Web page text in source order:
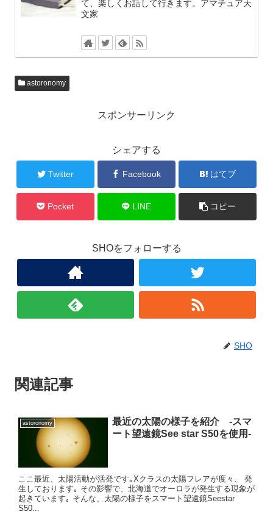
て、楽しくお話して行きます。アマチュア天
文家
astoronomy
スポンサーリンク
シェアする
Twitter Facebook はてブ
Pocket LINE コピー
SHOをフォローする
SHO
関連記事
astoronomy
最近の太陽の様子を紹介 -スマ
ート望遠鏡See star S50を使用-
ここ最近、太陽活動が活発です｡Xクラスの太陽フレアが度々、 発
生しております｡ その影響で、北海道でオーロラが発生する現象が
起きています｡ そんな、太陽の様子をスマート望遠鏡Seestar
S50...